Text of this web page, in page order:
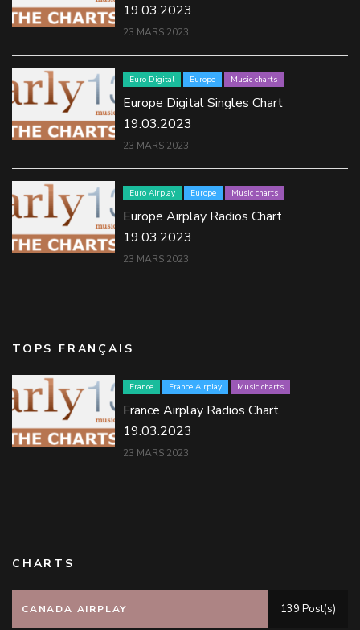
19.03.2023
23 MARS 2023
Euro Digital Europe Music charts
Europe Digital Singles Chart
19.03.2023
23 MARS 2023
Euro Airplay Europe Music charts
Europe Airplay Radios Chart
19.03.2023
23 MARS 2023
TOPS FRANÇAIS
France France Airplay Music charts
France Airplay Radios Chart
19.03.2023
23 MARS 2023
CHARTS
CANADA AIRPLAY 139 Post(s)